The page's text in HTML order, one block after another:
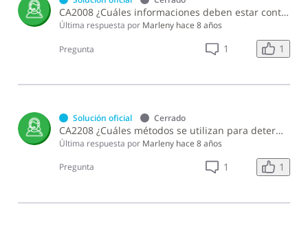
CA2008 ¿Cuáles informaciones deben estar contenidas en la DIOR?
Última respuesta por Marleny hace 8 años
Pregunta 1 1
Solución oficial Cerrado
CA2208 ¿Cuáles métodos se utilizan para determinar el precio de libre competencia de las operaciones entre partes relacionadas?
Última respuesta por Marleny hace 8 años
Pregunta 1 1